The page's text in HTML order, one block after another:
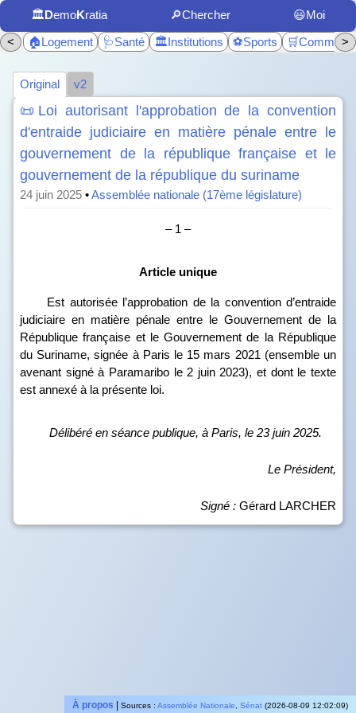
🏛️DemoKratia 🔎Chercher
😃Moi
<
🏠Logement 🩺Santé 🏛️Institutions ⚽Sports >
Original v2
📜Loi autorisant l'approbation de la convention
d'entraide judiciaire en matière pénale entre le
gouvernement de la république française et le
gouvernement de la république du suriname
24 juin 2025 •Assemblée nationale (17ème législature)
– 1 –
Article unique
Est autorisée l’approbation de la convention d’entraide
judiciaire en matière pénale entre le Gouvernement de la
République française et le Gouvernement de la République
du Suriname, signée à Paris le 15 mars 2021 (ensemble un
avenant signé à Paramaribo le 2 juin 2023), et dont le texte
est annexé à la présente loi.
Délibéré en séance publique, à Paris, le 23 juin 2025.
Le Président,
Signé : Gérard LARCHER
À propos Sources : Assemblée Nationale Sénat (2026-08-09 12:02:09)